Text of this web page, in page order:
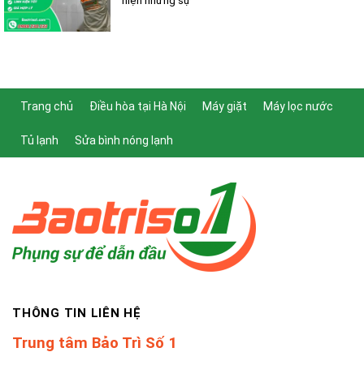
Trang chủ Điều hòa tại Hà Nội Máy giặt Máy lọc nước
Tủ lạnh Sửa bình nóng lạnh
THÔNG TIN LIÊN HỆ
Trung tâm Bảo Trì Số 1